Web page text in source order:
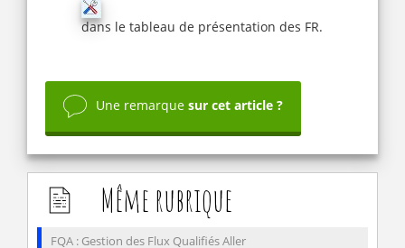
dans le tableau de présentation des FR.
Une remarque sur cet article ?
Même rubrique
FQA : Gestion des Flux Qualifiés Aller